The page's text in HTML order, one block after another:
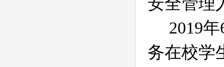
2019年
务在校学